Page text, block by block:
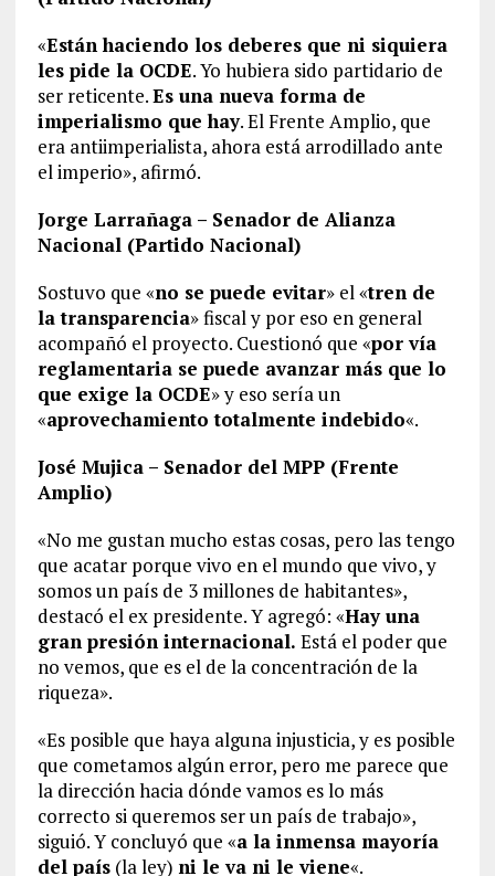
«Están haciendo los deberes que ni siquiera
les pide la OCDE. Yo hubiera sido partidario de
ser reticente.Es una nueva forma de
imperialismo que hay. El Frente Amplio, que
era antiimperialista, ahora está arrodillado ante
el imperio», afirmó.
Jorge Larrañaga – Senador de Alianza
Nacional (Partido Nacional)
Sostuvo que «no se puede evitar» el «tren de
la transparencia» fiscal y por eso en general
acompañó el proyecto. Cuestionó que «por vía
reglamentaria se puede avanzar más que lo
que exige la OCDE» y eso sería un
«aprovechamiento totalmente indebido«.
José Mujica – Senador del MPP (Frente
Amplio)
«No me gustan mucho estas cosas, pero las tengo
que acatar porque vivo en el mundo que vivo, y
somos un país de 3 millones de habitantes»,
destacó el ex presidente. Y agregó: «Hay una
gran presión internacional. Está el poder que
no vemos, que es el de la concentración de la
riqueza».
«Es posible que haya alguna injusticia, y es posible
que cometamos algún error, pero me parece que
la dirección hacia dónde vamos es lo más
correcto si queremos ser un país de trabajo»,
siguió. Y concluyó que «a la inmensa mayoría
del país(la ley) ni le va ni le viene«.